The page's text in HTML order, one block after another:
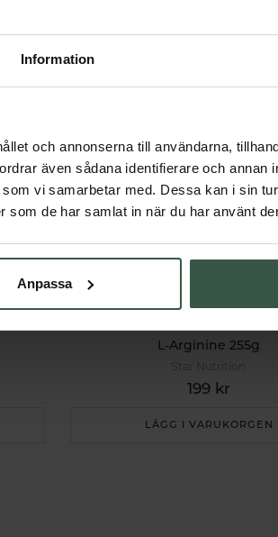
Information
och annonserna till användarna,
även sådana identifierare och annan
vi samarbetar med. Dessa kan i sin
som de har samlat in när du har använt
Anpassa
285 kr
L-Arginine 255g
199 kr
LÄGG I VARUKORGEN